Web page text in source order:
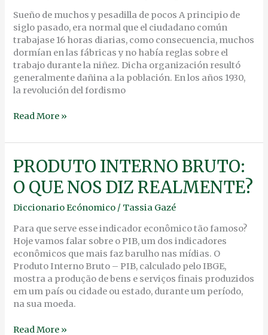
Sueño de muchos y pesadilla de pocos A principio de
siglo pasado, era normal que el ciudadano común
trabajase 16 horas diarias, como consecuencia, muchos
dormían en las fábricas y no había reglas sobre el
trabajo durante la niñez. Dicha organización resultó
generalmente dañina a la población. En los años 1930,
la revolución del fordismo
DÍAS
PARA
LATINOAMÉRICA?
Read More »
PRODUTO INTERNO BRUTO:
O QUE NOS DIZ REALMENTE?
Diccionario Ecónomico / Tassia Gazé
Para que serve esse indicador econômico tão famoso?
Hoje vamos falar sobre o PIB, um dos indicadores
econômicos que mais faz barulho nas mídias. O
Produto Interno Bruto – PIB, calculado pelo IBGE,
mostra a produção de bens e serviços finais produzidos
em um país ou cidade ou estado, durante um período,
na sua moeda.
PRODUTO
INTERNO
BRUTO:
QUE
NOS
DIZ
REALMENTE?
Read More »